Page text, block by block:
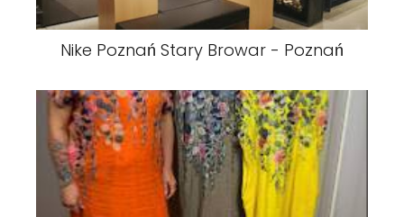
Nike Poznań Stary Browar - Poznań